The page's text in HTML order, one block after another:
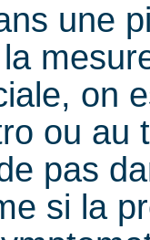
une
on
ou au
pas
si la